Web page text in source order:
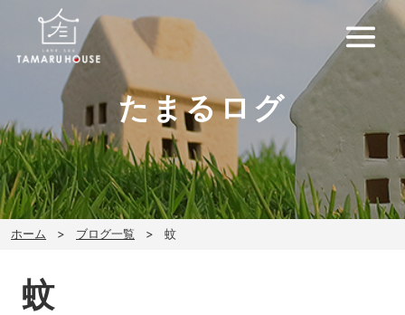
たまるログ
ホーム ブログ一覧 蚊
蚊